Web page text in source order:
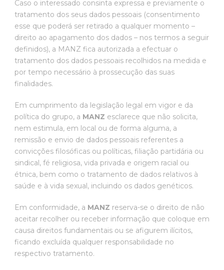
Caso o interessado consinta expressa e previamente o
tratamento dos seus dados pessoais (consentimento
esse que poderá ser retirado a qualquer momento –
direito ao apagamento dos dados – nos termos a seguir
definidos), a MANZ fica autorizada a efectuar o
tratamento dos dados pessoais recolhidos na medida e
por tempo necessário à prossecução das suas
finalidades.
Em cumprimento da legislação legal em vigor e da
política do grupo, a MANZ esclarece que não solicita,
nem estimula, em local ou de forma alguma, a
remissão e envio de dados pessoais referentes a
convicções filosóficas ou políticas, filiação partidária ou
sindical, fé religiosa, vida privada e origem racial ou
étnica, bem como o tratamento de dados relativos à
saúde e à vida sexual, incluindo os dados genéticos.
Em conformidade, a MANZ reserva-se o direito de não
aceitar recolher ou receber informação que coloque em
causa direitos fundamentais ou se afigurem ilícitos,
ficando excluída qualquer responsabilidade no
respectivo tratamento.